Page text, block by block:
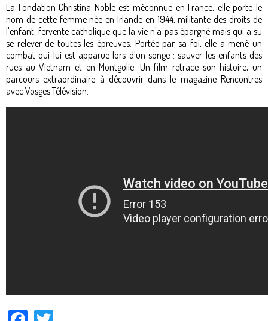
La Fondation Christina Noble est méconnue en France, elle porte le
nom de cette femme née en Irlande en 1944, militante des droits de
l'enfant, fervente catholique que la vie n'a pas épargné mais qui a su
se relever de toutes les épreuves. Portée par sa foi, elle a mené un
combat qui lui est apparue lors d'un songe : sauver les enfants des
rues au Vietnam et en Montgolie. Un film retrace son histoire, un
parcours extraordinaire à découvrir dans le magazine Rencontres
avec Vosges Télévision.